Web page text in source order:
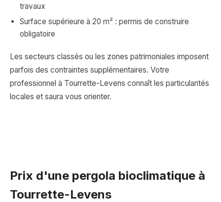
travaux
Surface supérieure à 20 m² : permis de construire
obligatoire
Les secteurs classés ou les zones patrimoniales imposent
parfois des contraintes supplémentaires. Votre
professionnel à Tourrette-Levens connaît les particularités
locales et saura vous orienter.
Prix d'une pergola bioclimatique à
Tourrette-Levens